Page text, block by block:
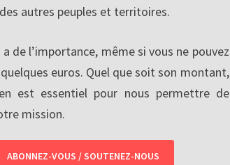
autres peuples et territoires.
a de l’importance, même si vous ne pouvez
euros. Quel que soit son montant,
est essentiel pour nous permettre de
mission.
ABONNEZ-VOUS / SOUTENEZ-NOUS